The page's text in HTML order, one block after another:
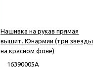
Нашивка на рукав прямая
вышит. Юнармии (три звезды
на красном фоне)
16390005А